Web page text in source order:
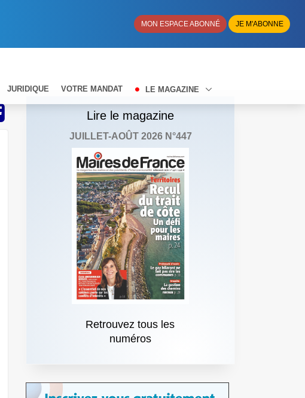
MON ESPACE ABONNÉ JE M'ABONNE
JURIDIQUE VOTRE MANDAT LE MAGAZINE
Lire le magazine
JUILLET-AOÛT 2026 N°447
Retrouvez tous les
numéros